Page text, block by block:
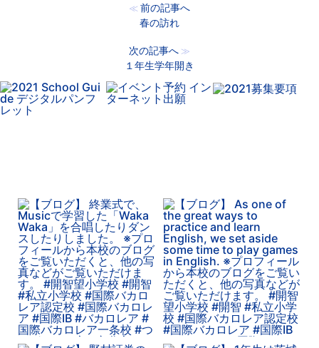
≪ 前の記事へ
春の訪れ
次の記事へ ≫
１年生学年開き